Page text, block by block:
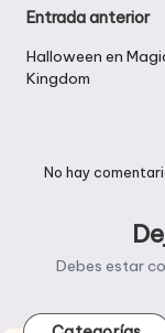
de
entradas
Entrada anterior
Halloween en
Kingdom
No hay
Debes estar